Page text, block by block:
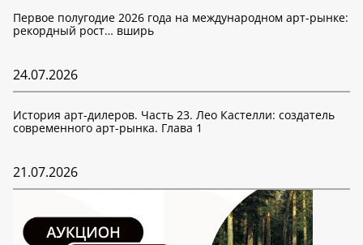
Первое полугодие 2026 года на международном арт-рынке:
рекордный рост… вширь
24.07.2026
История арт-дилеров. Часть 23. Лео Кастелли: создатель
современного арт-рынка. Глава 1
21.07.2026